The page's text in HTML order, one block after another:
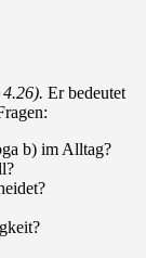
4.26). Er bedeutet
b) im Alltag?